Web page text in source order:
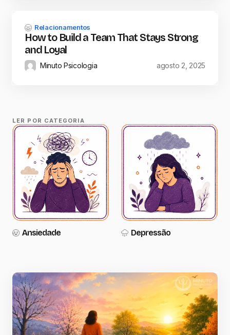
Relacionamentos
How to Build a Team That Stays Strong
and Loyal
Minuto Psicologia agosto 2, 2025
LER POR CATEGORIA
Ansiedade Depressão